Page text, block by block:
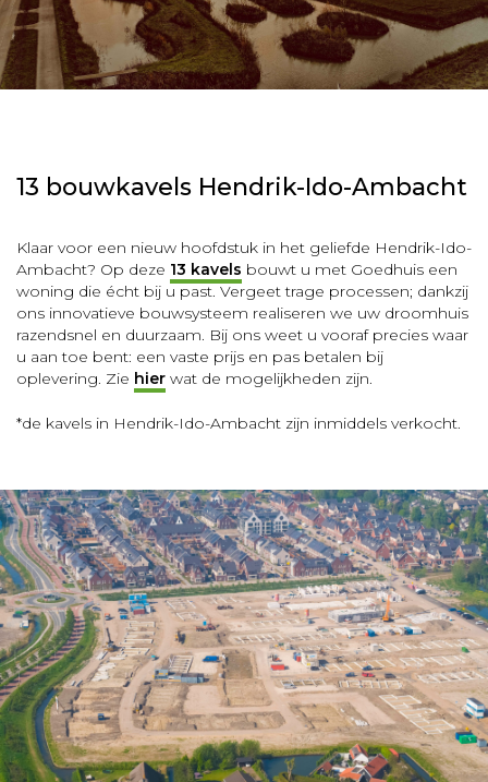
13 bouwkavels Hendrik-Ido-Ambacht
Klaar voor een nieuw hoofdstuk in het geliefde Hendrik-Ido-
Ambacht? Op deze 13 kavels bouwt u met Goedhuis een
woning die écht bij u past. Vergeet trage processen; dankzij
ons innovatieve bouwsysteem realiseren we uw droomhuis
razendsnel en duurzaam. Bij ons weet u vooraf precies waar
u aan toe bent: een vaste prijs en pas betalen bij
oplevering. Zie hier wat de mogelijkheden zijn.
*de kavels in Hendrik-Ido-Ambacht zijn inmiddels verkocht.